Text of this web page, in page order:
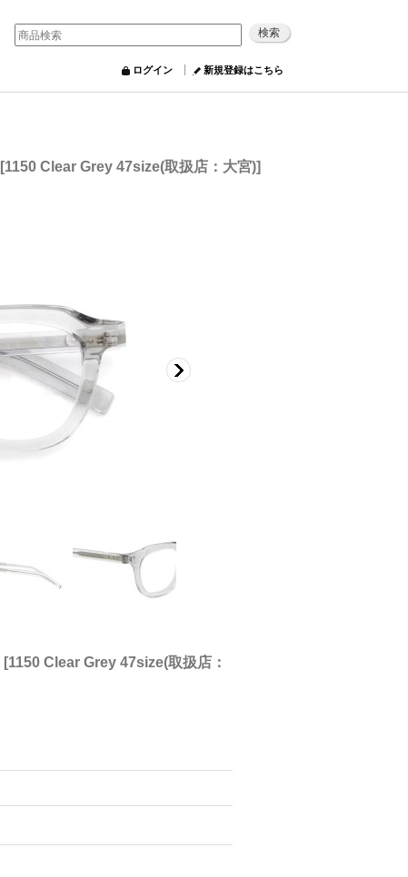
ログイン 新規登録はこちら
[1150 Clear Grey 47size(取扱店：大宮)]
[1150 Clear Grey 47size(取扱店：